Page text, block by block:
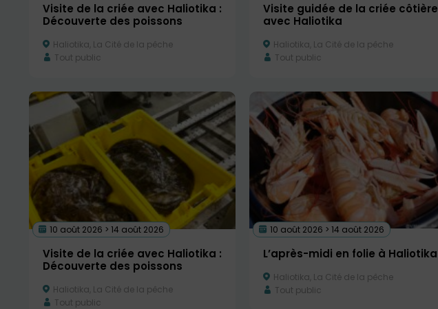
Visite de la criée avec Haliotika :
Découverte des poissons
Haliotika, La Cité de la pêche
Tout public
Visite guidée de la criée côtière
avec Haliotika
Haliotika, La Cité de la pêche
Tout public
10 août 2026 > 14 août 2026
Visite de la criée avec Haliotika :
Découverte des poissons
Haliotika, La Cité de la pêche
Tout public
10 août 2026 > 14 août 2026
L’après-midi en folie à Haliotika
Haliotika, La Cité de la pêche
Tout public